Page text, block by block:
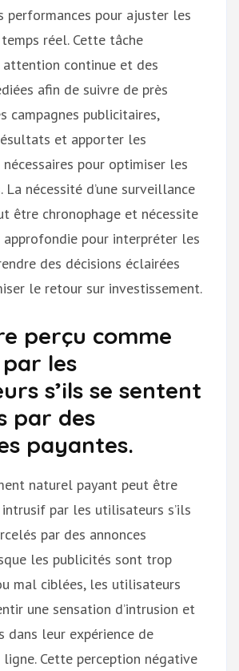
performances pour ajuster les
réel. Cette tâche
attention continue et des
afin de suivre de près
campagnes publicitaires,
et apporter les
pour optimiser les
La nécessité d’une surveillance
être chronophage et nécessite
approfondie pour interpréter les
des décisions éclairées
le retour sur investissement.
perçu comme
les
s’ils se sentent
par des
payantes.
naturel payant peut être
par les utilisateurs s’ils
par des annonces
les publicités sont trop
mal ciblées, les utilisateurs
une sensation d’intrusion et
dans leur expérience de
Cette perception négative